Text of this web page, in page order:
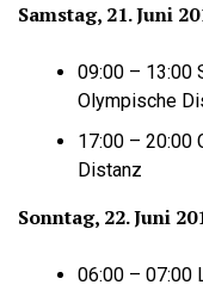
Samstag, 21. Juni
09:00 – 13:00
Olympische
17:00 – 20:00
Distanz
Sonntag, 22. Juni
06:00 – 07:00